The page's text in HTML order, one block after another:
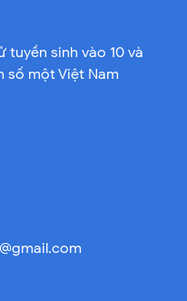
sinh vào 10 và
số một Việt Nam